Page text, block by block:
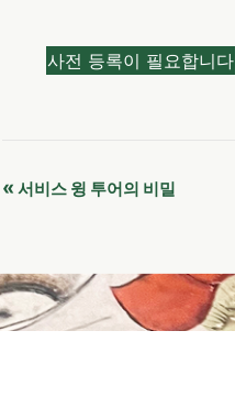
사전 등록이 필요합니다
이
트
네
« 서비스 윙 투어의 비밀